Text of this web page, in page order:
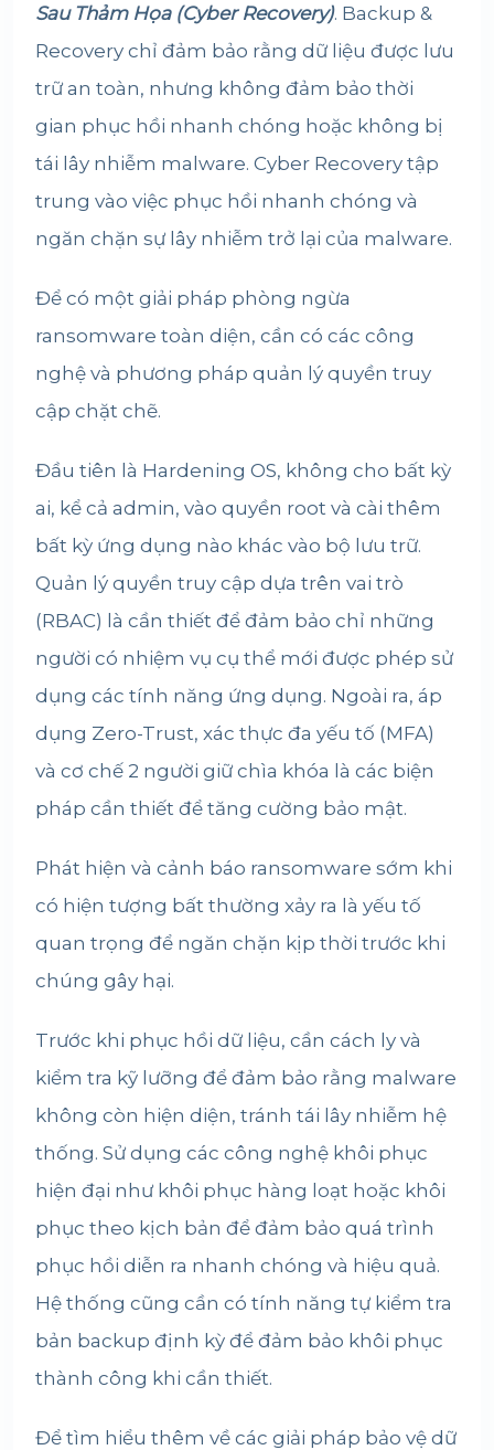
Sau Thảm Họa (Cyber Recovery). Backup &
Recovery chỉ đảm bảo rằng dữ liệu được lưu
trữ an toàn, nhưng không đảm bảo thời
gian phục hồi nhanh chóng hoặc không bị
tái lây nhiễm malware. Cyber Recovery tập
trung vào việc phục hồi nhanh chóng và
ngăn chặn sự lây nhiễm trở lại của malware.
Để có một giải pháp phòng ngừa
ransomware toàn diện, cần có các công
nghệ và phương pháp quản lý quyền truy
cập chặt chẽ.
Đầu tiên là Hardening OS, không cho bất kỳ
ai, kể cả admin, vào quyền root và cài thêm
bất kỳ ứng dụng nào khác vào bộ lưu trữ.
Quản lý quyền truy cập dựa trên vai trò
(RBAC) là cần thiết để đảm bảo chỉ những
người có nhiệm vụ cụ thể mới được phép sử
dụng các tính năng ứng dụng. Ngoài ra, áp
dụng Zero-Trust, xác thực đa yếu tố (MFA)
và cơ chế 2 người giữ chìa khóa là các biện
pháp cần thiết để tăng cường bảo mật.
Phát hiện và cảnh báo ransomware sớm khi
có hiện tượng bất thường xảy ra là yếu tố
quan trọng để ngăn chặn kịp thời trước khi
chúng gây hại.
Trước khi phục hồi dữ liệu, cần cách ly và
kiểm tra kỹ lưỡng để đảm bảo rằng malware
không còn hiện diện, tránh tái lây nhiễm hệ
thống. Sử dụng các công nghệ khôi phục
hiện đại như khôi phục hàng loạt hoặc khôi
phục theo kịch bản để đảm bảo quá trình
phục hồi diễn ra nhanh chóng và hiệu quả.
Hệ thống cũng cần có tính năng tự kiểm tra
bản backup định kỳ để đảm bảo khôi phục
thành công khi cần thiết.
Để tìm hiểu thêm về các giải pháp bảo vệ dữ